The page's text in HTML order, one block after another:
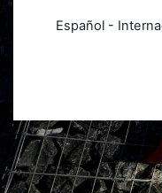
Español -